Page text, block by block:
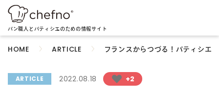
パン職人とパティシエのための情報サイト
HOME ARTICLE フランスからつづる！パティシエ
ARTICLE 2022.08.18 +2